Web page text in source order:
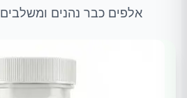
אלפים כבר נהנים